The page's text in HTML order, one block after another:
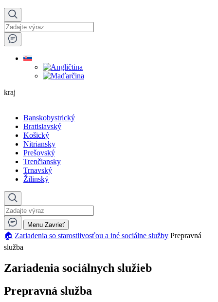
kraj
Banskobystrický
Bratislavský
Košický
Nitriansky
Prešovský
Trenčiansky
Trnavský
Žilinský
Menu Zavrieť
🏠︎ Zariadenia so starostlivosťou a iné sociálne služby Prepravná
služba
Zariadenia sociálnych služieb
Prepravná služba